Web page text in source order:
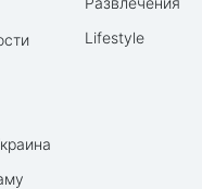
Lifestyle